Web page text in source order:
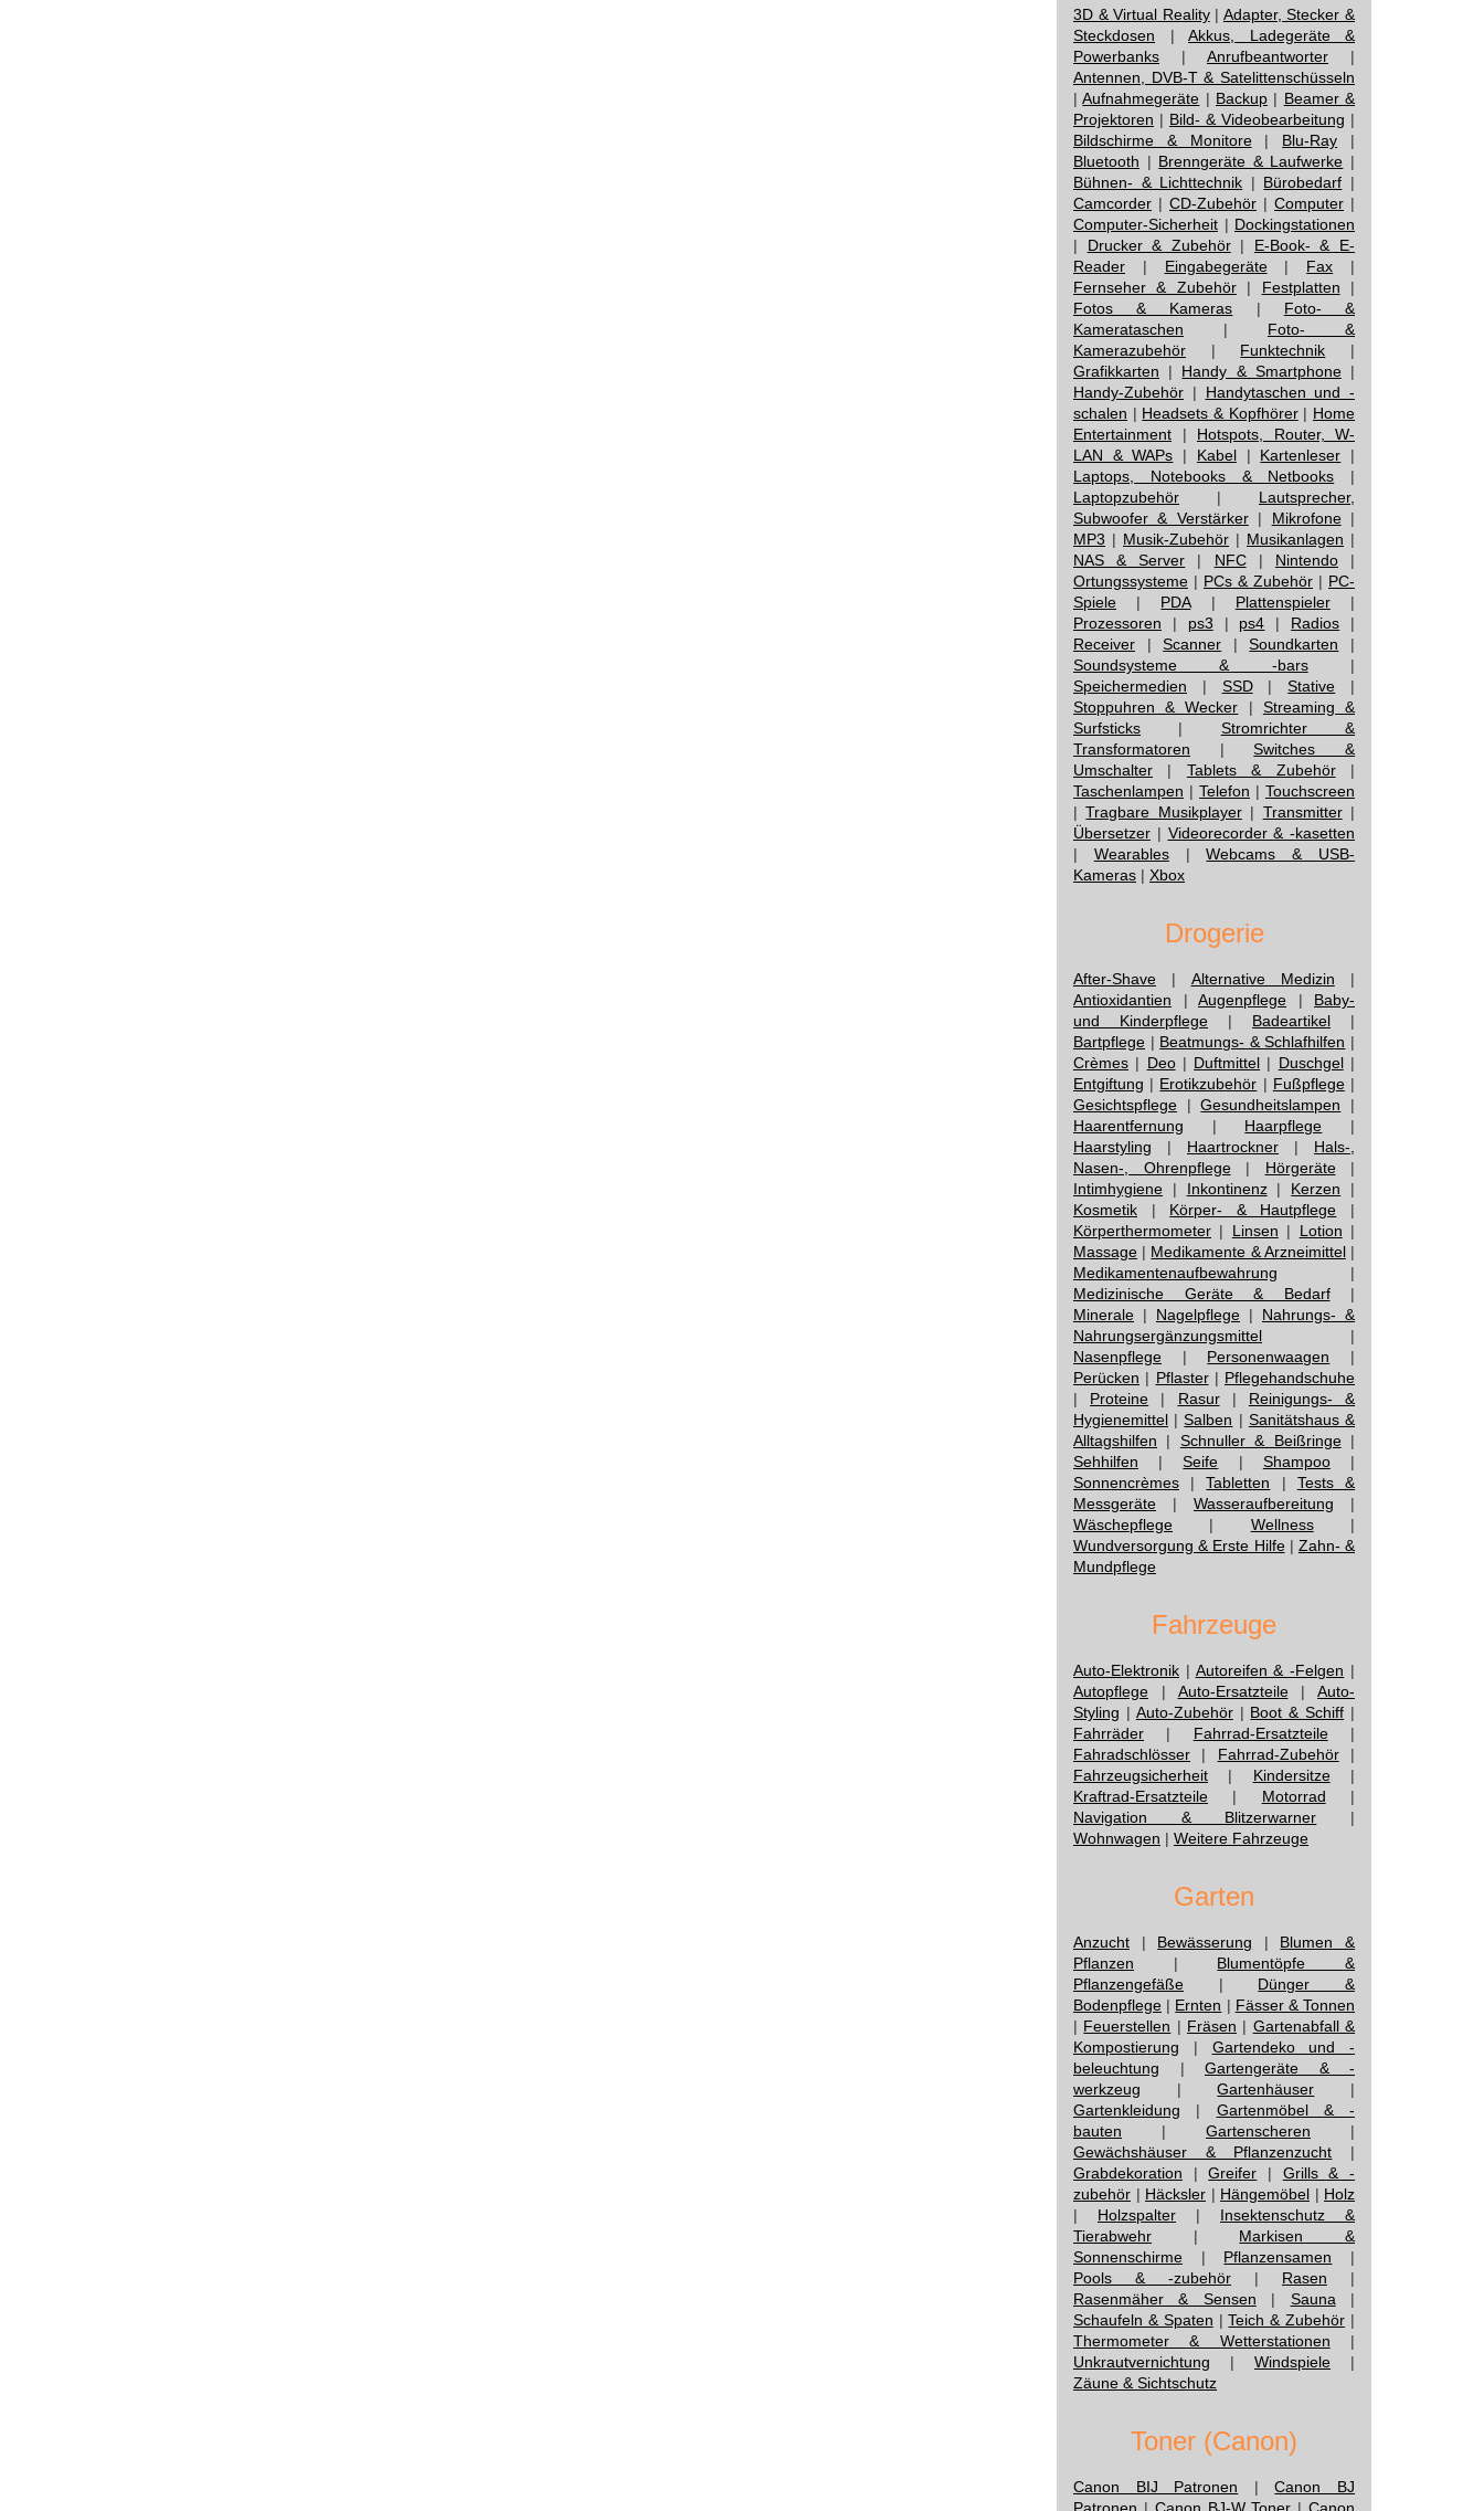
3D & Virtual Reality| Adapter, Stecker &
Steckdosen | Akkus, Ladegeräte &
Powerbanks | Anrufbeantworter |
Antennen, DVB-T & Satelittenschüsseln
|Aufnahmegeräte | Backup | Beamer &
Projektoren | Bild- & Videobearbeitung |
Bildschirme & Monitore| Blu-Ray |
Bluetooth | Brenngeräte & Laufwerke |
Bühnen- & Lichttechnik | Bürobedarf |
Camcorder | CD-Zubehör | Computer |
Computer-Sicherheit | Dockingstationen
| Drucker & Zubehör| E-Book- & E-
Reader | Eingabegeräte| Fax |
Fernseher & Zubehör| Festplatten |
Fotos & Kameras | Foto- &
Kamerataschen | Foto- &
Kamerazubehör | Funktechnik |
Grafikkarten | Handy & Smartphone|
Handy-Zubehör | Handytaschen und -
schalen | Headsets & Kopfhörer| Home
Entertainment | Hotspots, Router, W-
LAN & WAPs | Kabel| Kartenleser |
Laptops, Notebooks & Netbooks |
Laptopzubehör | Lautsprecher,
Subwoofer & Verstärker| Mikrofone|
MP3 | Musik-Zubehör | Musikanlagen |
NAS & Server | NFC| Nintendo|
Ortungssysteme | PCs & Zubehör | PC-
Spiele | PDA| Plattenspieler|
Prozessoren | ps3 | ps4 | Radios |
Receiver |Scanner |Soundkarten |
Soundsysteme & -bars|
Speichermedien | SSD|Stative |
Stoppuhren & Wecker | Streaming &
Surfsticks | Stromrichter &
Transformatoren |Switches &
Umschalter | Tablets & Zubehör|
Taschenlampen | Telefon | Touchscreen
|Tragbare Musikplayer| Transmitter|
Übersetzer | Videorecorder & -kasetten
| Wearables|Webcams & USB-
Kameras | Xbox
Drogerie
After-Shave | Alternative Medizin |
Antioxidantien | Augenpflege | Baby-
und Kinderpflege | Badeartikel |
Bartpflege | Beatmungs- & Schlafhilfen |
Crèmes | Deo| Duftmittel | Duschgel|
Entgiftung | Erotikzubehör | Fußpflege|
Gesichtspflege |Gesundheitslampen |
Haarentfernung | Haarpflege |
Haarstyling | Haartrockner | Hals-,
Nasen-, Ohrenpflege| Hörgeräte|
Intimhygiene | Inkontinenz| Kerzen |
Kosmetik | Körper- & Hautpflege |
Körperthermometer | Linsen | Lotion |
Massage | Medikamente & Arzneimittel|
Medikamentenaufbewahrung |
Medizinische Geräte & Bedarf|
Minerale | Nagelpflege | Nahrungs- &
Nahrungsergänzungsmittel |
Nasenpflege | Personenwaagen |
Perücken | Pflaster| Pflegehandschuhe
| Proteine | Rasur| Reinigungs- &
Hygienemittel |Salben | Sanitätshaus &
Alltagshilfen | Schnuller & Beißringe|
Sehhilfen |Seife | Shampoo|
Sonnencrèmes |Tabletten | Tests &
Messgeräte | Wasseraufbereitung |
Wäschepflege | Wellness|
Wundversorgung & Erste Hilfe| Zahn- &
Mundpflege
Fahrzeuge
Auto-Elektronik | Autoreifen & -Felgen |
Autopflege | Auto-Ersatzteile| Auto-
Styling | Auto-Zubehör| Boot & Schiff |
Fahrräder | Fahrrad-Ersatzteile|
Fahradschlösser | Fahrrad-Zubehör|
Fahrzeugsicherheit | Kindersitze|
Kraftrad-Ersatzteile | Motorrad |
Navigation & Blitzerwarner |
Wohnwagen | Weitere Fahrzeuge
Garten
Anzucht | Bewässerung | Blumen &
Pflanzen | Blumentöpfe &
Pflanzengefäße | Dünger &
Bodenpflege | Ernten | Fässer & Tonnen
| Feuerstellen | Fräsen | Gartenabfall &
Kompostierung | Gartendeko und -
beleuchtung | Gartengeräte & -
werkzeug |Gartenhäuser |
Gartenkleidung | Gartenmöbel & -
bauten | Gartenscheren |
Gewächshäuser & Pflanzenzucht |
Grabdekoration |Greifer | Grills & -
zubehör | Häcksler | Hängemöbel | Holz
| Holzspalter | Insektenschutz &
Tierabwehr | Markisen &
Sonnenschirme | Pflanzensamen |
Pools & -zubehör | Rasen |
Rasenmäher & Sensen | Sauna |
Schaufeln & Spaten |Teich & Zubehör |
Thermometer & Wetterstationen |
Unkrautvernichtung | Windspiele |
Zäune & Sichtschutz
Toner (Canon)
Canon BIJ Patronen |Canon BJ